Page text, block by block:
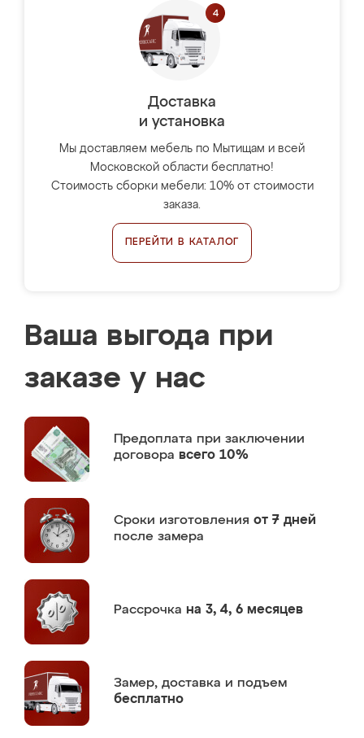
Доставка
и установка
Мы доставляем мебель по Мытищам и всей
Московской области бесплатно!
Стоимость сборки мебели: 10% от стоимости
заказа.
ПЕРЕЙТИ В КАТАЛОГ
Ваша выгода при
заказе у нас
Предоплата при заключении
договора всего 10%
Сроки изготовления от 7 дней
после замера
Рассрочка на 3, 4, 6 месяцев
Замер, доставка и подъем
бесплатно